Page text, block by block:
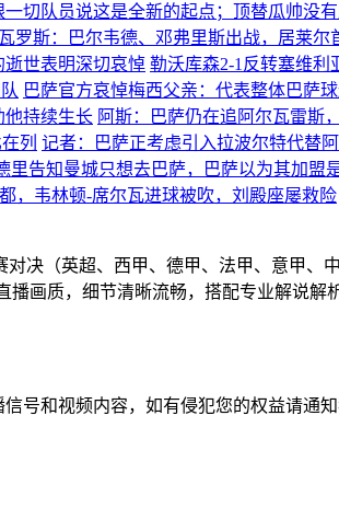
一切队员说这是全新的起点；顶替瓜帅没
罗斯：巴尔韦德、邓弗里斯出战，居莱尔
逝世表明深切哀悼 勒沃库森2-1反转塞维利
巴萨官方哀悼梅西父亲：代表整体巴萨
他持续生长 阿斯：巴萨仍在追阿尔瓦雷斯
列 记者：巴萨正考虑引入拉波尔特代替
里告知曼城只想去巴萨，巴萨以为其加盟
，韦林顿-席尔瓦进球被吹，刘殿座屡救险
决（英超、西甲、德甲、法甲、意甲、
画质，细节清晰流畅，搭配专业解说解
号和视频内容，如有侵犯您的权益请通